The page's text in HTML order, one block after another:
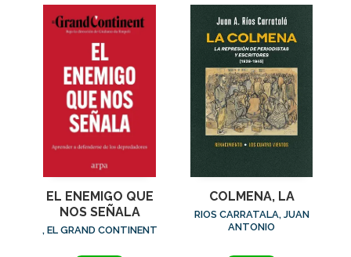
EL ENEMIGO QUE
NOS SEÑALA
, EL GRAND CONTINENT
COLMENA, LA
RIOS CARRATALA, JUAN
ANTONIO